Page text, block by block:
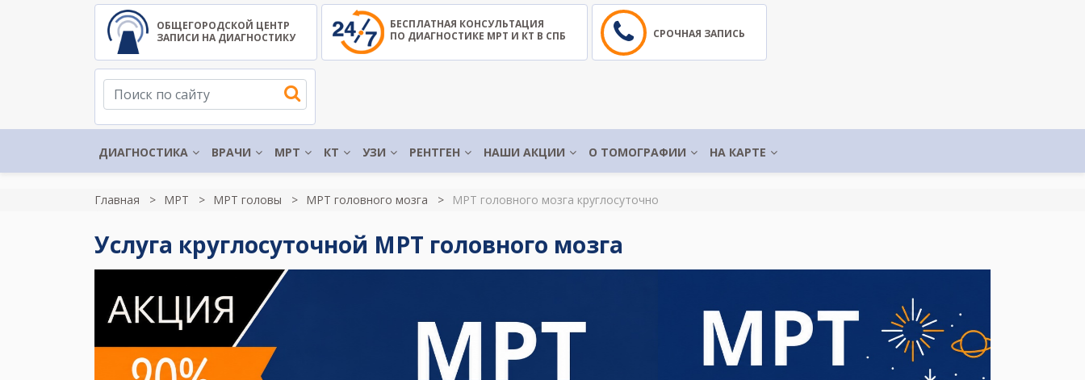
ОБЩЕГОРОДСКОЙ ЦЕНТР
ЗАПИСИ НА ДИАГНОСТИКУ
БЕСПЛАТНАЯ КОНСУЛЬТАЦИЯ
ПО ДИАГНОСТИКЕ МРТ И КТ В СПБ
СРОЧНАЯ ЗАПИСЬ
ДИАГНОСТИКА ВРАЧИ МРТ КТ УЗИ РЕНТГЕН НАШИ АКЦИИ О ТОМОГРАФИИ НА КАРТЕ
Главная МРТ МРТ головы МРТ головного мозга МРТ головного мозга круглосуточно
Услуга круглосуточной МРТ головного мозга